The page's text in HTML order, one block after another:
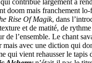
contribue largement à
doom mais franchement
Rise Of Magik, dans
et de matité, de
de l’ensemble. Le chant
avec une diction qui
qui vient rehausser le